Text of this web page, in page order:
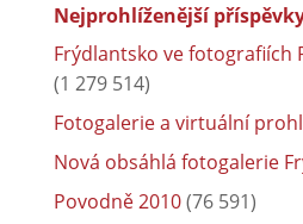
Nejprohlíženější
Frýdlantsko ve fotografiích
(1 279 514)
Fotogalerie a virtuální
Nová obsáhlá fotogalerie
Povodně 2010(76 591)